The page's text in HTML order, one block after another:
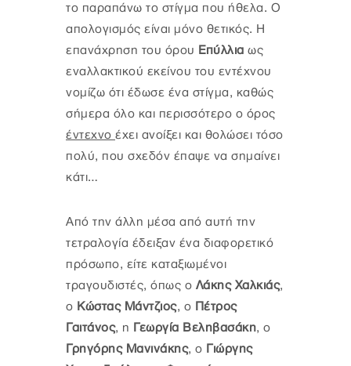
το παραπάνω το στίγμα που ήθελα. Ο
απολογισμός είναι μόνο θετικός. Η
επανάχρηση του όρου Επύλλια ως
εναλλακτικού εκείνου του εντέχνου
νομίζω ότι έδωσε ένα στίγμα, καθώς
σήμερα όλο και περισσότερο ο όρος
έντεχνο έχει ανοίξει και θολώσει τόσο
πολύ, που σχεδόν έπαψε να σημαίνει
κάτι…
Από την άλλη μέσα από αυτή την
τετραλογία έδειξαν ένα διαφορετικό
πρόσωπο, είτε καταξιωμένοι
τραγουδιστές, όπως ο Λάκης Χαλκιάς,
ο Κώστας Μάντζιος, ο Πέτρος
Γαιτάνος, η Γεωργία Βεληβασάκη, ο
Γρηγόρης Μανινάκης, ο Γιώργης